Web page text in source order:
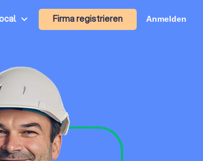
Firma registrieren Anmelden